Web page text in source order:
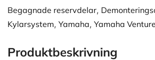
Begagnade reservdelar,
Kylarsystem, Yamaha, Yamaha
Produktbeskrivning